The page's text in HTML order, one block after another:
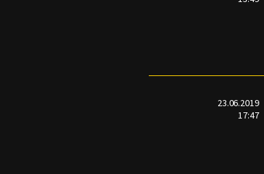
23.06.2019
17:47